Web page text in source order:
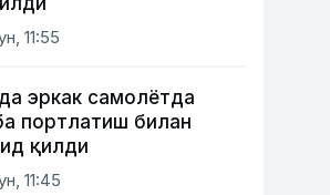
11:55
эркак самолётда
портлатиш билан
қилди
11:45